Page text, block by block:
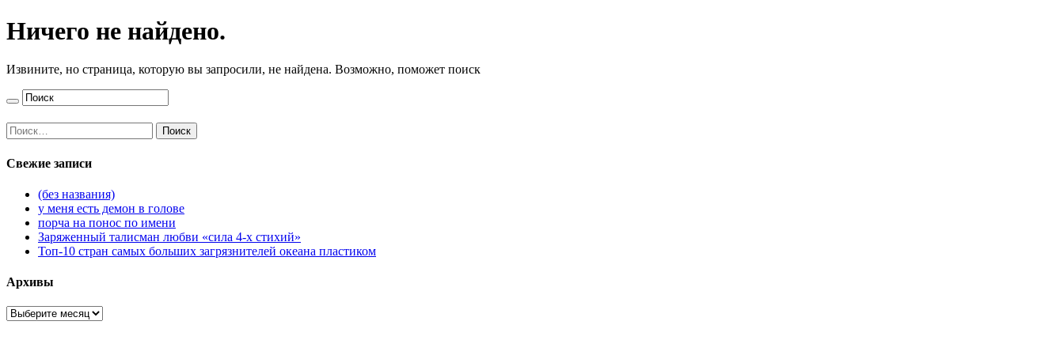
Ничего не найдено.
Извините, но страница, которую вы запросили, не найдена. Возможно, поможет поиск
Найти:
Свежие записи
(без названия)
у меня есть демон в голове
порча на понос по имени
Заряженный талисман любви «сила 4-х стихий»
Топ-10 стран самых больших загрязнителей океана пластиком
Архивы
Архивы